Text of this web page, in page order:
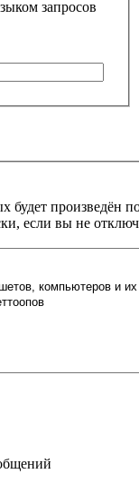
запросов
произведён
если вы не